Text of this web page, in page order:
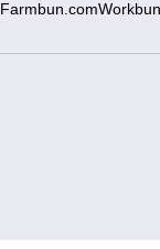
Farmbun.com